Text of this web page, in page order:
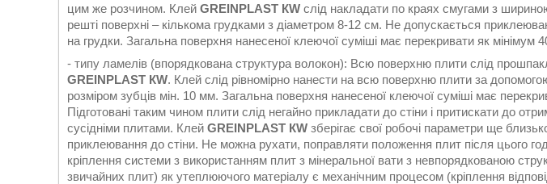
цим же розчином. Клей GREINPLAST КW слід накладати по краях смугами з
решті поверхні – кількома грудками з діаметром 8-12 см. Не допускається
на грудки. Загальна поверхня нанесеної клеючої суміші має перекривати як мінімум
- типу ламелів (впорядкована структура волокон): Всю поверхню плити слід
GREINPLAST КW. Клей слід рівномірно нанести на всю поверхню плити за
розміром зубців мін. 10 мм. Загальна поверхня нанесеної клеючої суміші має
Підготовані таким чином плити слід негайно прикладати до стіни і притискати до
сусідніми плитами. Клей GREINPLAST КW зберігає свої робочі параметри ще
приклеювання до стіни. Не можна рухати, поправляти положення плит після цього
кріплення системи з використанням плит з мінеральної вати з невпорядкованою
звичайних плит) як утеплюючого матеріалу є механічним процесом (кріплення